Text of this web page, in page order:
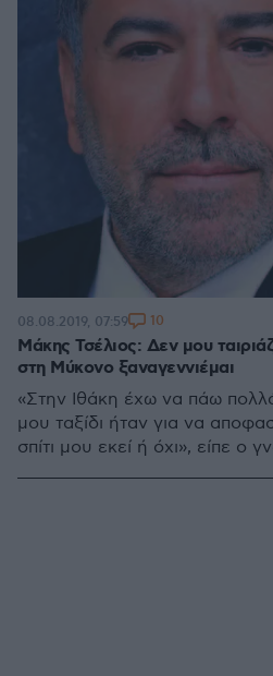
Μάκης Τσέλιος: Δεν μου
στη Μύκονο ξαναγεννιέμαι
«Στην Ιθάκη έχω να πάω
μου ταξίδι ήταν για να
σπίτι μου εκεί ή όχι», είπε ο
08.08.2019, 07:59 10